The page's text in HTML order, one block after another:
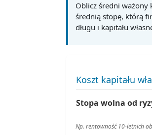
Oblicz średni ważony
średnią stopę, którą
długu i kapitału
Koszt kapitału
Stopa wolna od
Np. rentowność 10-letnich